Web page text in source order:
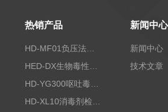
热销产品
HD-MF01负压法密封性测试仪
新闻中心
新闻中心
技术文章